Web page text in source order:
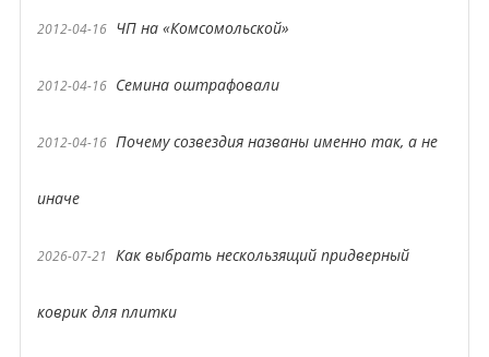
2012-04-16 ЧП на «Комсомольской»
2012-04-16 Семина оштрафовали
2012-04-16 Почему созвездия названы именно так, а не
иначе
2026-07-21 Как выбрать нескользящий придверный
коврик для плитки